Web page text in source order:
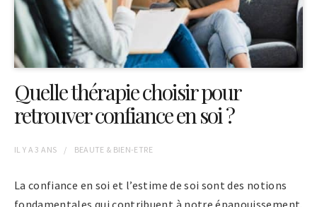
Quelle thérapie choisir pour
retrouver confiance en soi ?
IL Y A3 ANS BEAUTE & BIEN-ETRE
La confiance en soi et l’estime de soi sont des notions
fondamentales qui contribuent à notre épanouissement.